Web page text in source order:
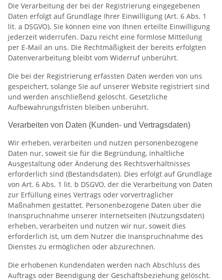
Die Verarbeitung der bei der Registrierung eingegebenen
Daten erfolgt auf Grundlage Ihrer Einwilligung (Art. 6 Abs. 1
lit. a DSGVO). Sie können eine von Ihnen erteilte Einwilligung
jederzeit widerrufen. Dazu reicht eine formlose Mitteilung
per E-Mail an uns. Die Rechtmäßigkeit der bereits erfolgten
Datenverarbeitung bleibt vom Widerruf unberührt.
Die bei der Registrierung erfassten Daten werden von uns
gespeichert, solange Sie auf unserer Website registriert sind
und werden anschließend gelöscht. Gesetzliche
Aufbewahrungsfristen bleiben unberührt.
Verarbeiten von Daten (Kunden- und Vertragsdaten)
Wir erheben, verarbeiten und nutzen personenbezogene
Daten nur, soweit sie für die Begründung, inhaltliche
Ausgestaltung oder Änderung des Rechtsverhältnisses
erforderlich sind (Bestandsdaten). Dies erfolgt auf Grundlage
von Art. 6 Abs. 1 lit. b DSGVO, der die Verarbeitung von Daten
zur Erfüllung eines Vertrags oder vorvertraglicher
Maßnahmen gestattet. Personenbezogene Daten über die
Inanspruchnahme unserer Internetseiten (Nutzungsdaten)
erheben, verarbeiten und nutzen wir nur, soweit dies
erforderlich ist, um dem Nutzer die Inanspruchnahme des
Dienstes zu ermöglichen oder abzurechnen.
Die erhobenen Kundendaten werden nach Abschluss des
Auftrags oder Beendigung der Geschäftsbeziehung gelöscht.